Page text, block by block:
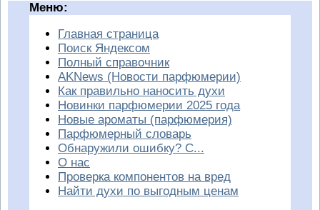
Меню:
Главная страница
Поиск Яндексом
Полный справочник
AKNews (Новости парфюмерии)
Как правильно наносить духи
Новинки парфюмерии 2025 года
Новые ароматы (парфюмерия)
Парфюмерный словарь
Обнаружили ошибку? С...
О нас
Проверка компонентов на вред
Найти духи по выгодным ценам